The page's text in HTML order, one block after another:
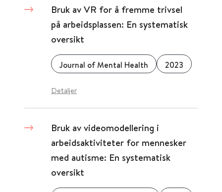
Bruk av VR for å fremme trivsel
på arbeidsplassen: En systematisk
oversikt
Journal of Mental Health 2023
Detaljer
Bruk av videomodellering i
arbeidsaktiviteter for mennesker
med autisme: En systematisk
oversikt